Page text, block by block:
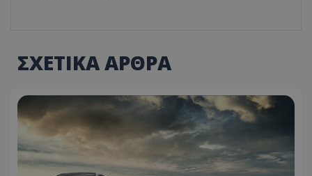
ΣΧΕΤΙΚΑ ΑΡΘΡΑ